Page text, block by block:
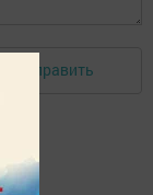
Отправить